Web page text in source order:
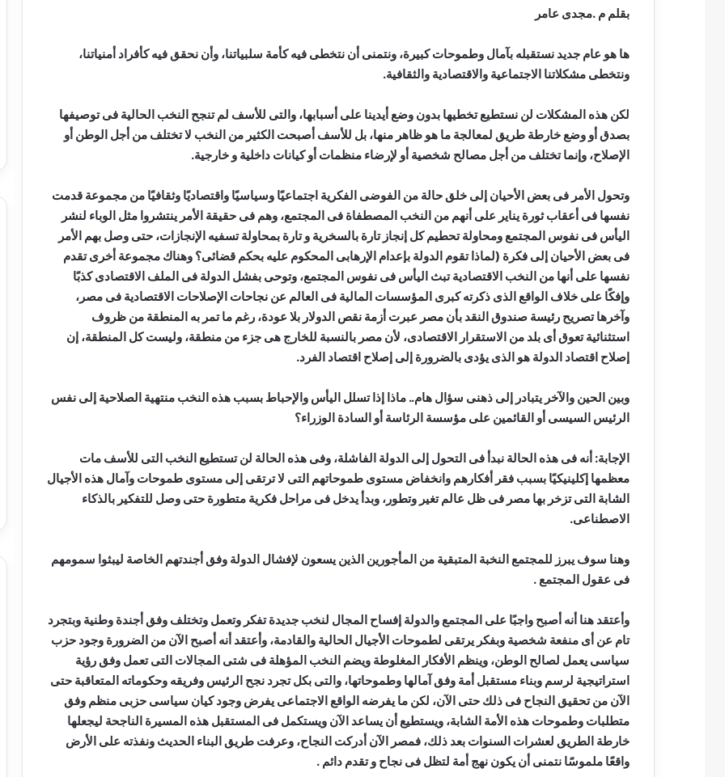
بقلم م .مجدى عامر
ها هو عام جديد نستقبله بآمال وطموحات كبيرة، ونتمنى أن نتخطى فيه كأمة سلبياتنا، وأن نحقق فيه كأفراد أمنياتنا،
ونتخطى مشكلاتنا الاجتماعية والاقتصادية والثقافية.
لكن هذه المشكلات لن نستطيع تخطيها بدون وضع أيدينا على أسبابها، والتى للأسف لم تنجح النخب الحالية فى توصيفها
بصدق أو وضع خارطة طريق لمعالجة ما هو ظاهر منها، بل للأسف أصبحت الكثير من النخب لا تختلف من أجل الوطن أو
الإصلاح، وإنما تختلف من أجل مصالح شخصية أو لإرضاء منظمات أو كيانات داخلية و خارجية.
وتحول الأمر فى بعض الأحيان إلى خلق حالة من الفوضى الفكرية اجتماعيًا وسياسيًا واقتصاديًا وثقافيًا من مجموعة قدمت
نفسها فى أعقاب ثورة يناير على أنهم من النخب المصطفاة فى المجتمع، وهم فى حقيقة الأمر ينتشروا مثل الوباء لنشر
اليأس فى نفوس المجتمع ومحاولة تحطيم كل إنجاز تارة بالسخرية و تارة بمحاولة تسفيه الإنجازات، حتى وصل بهم الأمر
فى بعض الأحيان إلى فكرة (لماذا تقوم الدولة بإعدام الإرهابى المحكوم عليه بحكم قضائى؟ وهناك مجموعة أخرى تقدم
نفسها على أنها من النخب الاقتصادية تبث اليأس فى نفوس المجتمع، وتوحى بفشل الدولة فى الملف الاقتصادى كذبًا
وإفكًا على خلاف الواقع الذى ذكرته كبرى المؤسسات المالية فى العالم عن نجاحات الإصلاحات الاقتصادية فى مصر،
وآخرها تصريح رئيسة صندوق النقد بأن مصر عبرت أزمة نقص الدولار بلا عودة، رغم ما تمر به المنطقة من ظروف
استثنائية تعوق أى بلد من الاستقرار الاقتصادى، لأن مصر بالنسبة للخارج هى جزء من منطقة، وليست كل المنطقة، إن
إصلاح اقتصاد الدولة هو الذى يؤدى بالضرورة إلى إصلاح اقتصاد الفرد.
وبين الحين والآخر يتبادر إلى ذهنى سؤال هام.. ماذا إذا تسلل اليأس والإحباط بسبب هذه النخب منتهية الصلاحية إلى نفس
الرئيس السيسى أو القائمين على مؤسسة الرئاسة أو السادة الوزراء؟
الإجابة: أنه فى هذه الحالة نبدأ فى التحول إلى الدولة الفاشلة، وفى هذه الحالة لن تستطيع النخب التى للأسف مات
معظمها إكلينيكيًا بسبب فقر أفكارهم وانخفاض مستوى طموحاتهم التى لا ترتقى إلى مستوى طموحات وآمال هذه الأجيال
الشابة التى تزخر بها مصر فى ظل عالم تغير وتطور، وبدأ يدخل فى مراحل فكرية متطورة حتى وصل للتفكير بالذكاء
الاصطناعى.
وهنا سوف يبرز للمجتمع النخبة المتبقية من المأجورين الذين يسعون لإفشال الدولة وفق أجندتهم الخاصة ليبثوا سمومهم
فى عقول المجتمع .
وأعتقد هنا أنه أصبح واجبًا على المجتمع والدولة إفساح المجال لنخب جديدة تفكر وتعمل وتختلف وفق أجندة وطنية وبتجرد
تام عن أى منفعة شخصية وبفكر يرتقى لطموحات الأجيال الحالية والقادمة، وأعتقد أنه أصبح الآن من الضرورة وجود حزب
سياسى يعمل لصالح الوطن، وينظم الأفكار المغلوطة ويضم النخب المؤهلة فى شتى المجالات التى تعمل وفق رؤية
استراتيجية لرسم وبناء مستقبل أمة وفق آمالها وطموحاتها، والتى بكل تجرد نجح الرئيس وفريقه وحكوماته المتعاقبة حتى
الآن من تحقيق النجاح فى ذلك حتى الآن، لكن ما يفرضه الواقع الاجتماعى يفرض وجود كيان سياسى حزبى منظم وفق
متطلبات وطموحات هذه الأمة الشابة، ويستطيع أن يساعد الآن ويستكمل فى المستقبل هذه المسيرة الناجحة ليجعلها
خارطة الطريق لعشرات السنوات بعد ذلك، فمصر الآن أدركت النجاح، وعرفت طريق البناء الحديث ونفذته على الأرض
واقعًا ملموسًا نتمنى أن يكون نهج أمة لتظل فى نجاح و تقدم دائم .
يكتب
مايسه
كليوباترا
القرن
مصطفى كامل سيف الدين …. يكتب
مايسه عطوه كليوباترا القرن 21
يكتب
مصطفى كامل سيف الدين …. يكتب
ميلاد جديد